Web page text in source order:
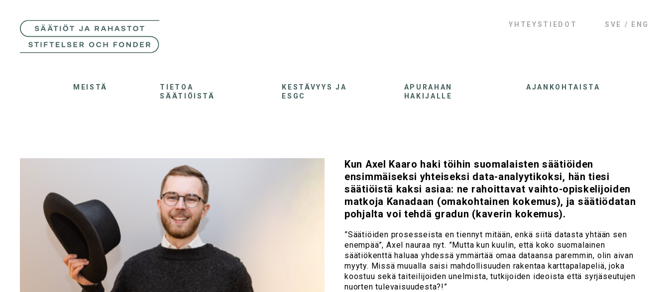
YHTEYSTIEDOT SVE ENG
MEISTÄ
TIETOA
SÄÄTIÖISTÄ
KESTÄVYYS JA
ESGC
APURAHAN
HAKIJALLE
AJANKOHTAISTA
Kun Axel Kaaro haki töihin suomalaisten säätiöiden
ensimmäiseksi yhteiseksi data-analyytikoksi, hän tiesi
säätiöistä kaksi asiaa: ne rahoittavat vaihto-opiskelijoiden
matkoja Kanadaan (omakohtainen kokemus), ja säätiödatan
pohjalta voi tehdä gradun (kaverin kokemus).
”Säätiöiden prosesseista en tiennyt mitään, enkä siitä datasta yhtään sen
enempää”, Axel nauraa nyt. ”Mutta kun kuulin, että koko suomalainen
säätiökenttä haluaa yhdessä ymmärtää omaa dataansa paremmin, olin aivan
myyty. Missä muualla saisi mahdollisuuden rakentaa karttapalapeliä, joka
koostuu sekä taiteilijoiden unelmista, tutkijoiden ideoista että syrjäseutujen
nuorten tulevaisuudesta?!”